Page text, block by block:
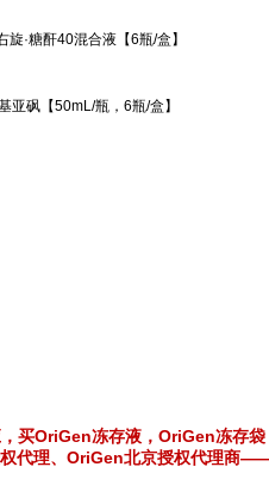
·糖酐40混合液【6瓶/盒】
亚砜【50mL/瓶，6瓶/盒】
买OriGen冻存液，OriGen冻存
代理、OriGen北京授权代理商